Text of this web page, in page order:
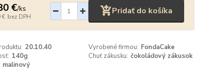
€/ks
€ bez DPH
Pridať do košíka
20.10.40 Vyrobené firmou: FondaCake
140g Chuť zákusku: čokoládový zákusok
malinový